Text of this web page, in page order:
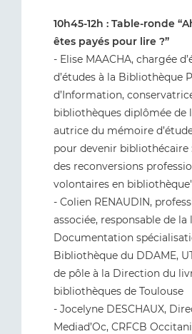
10h45-12h : Table-ronde
êtes payés pour lire ?”
- Elise MAACHA, chargée
d’études à la Bibliothèque
d’Information,
bibliothèques diplômée de
autrice du mémoire
pour devenir bibliothécaire
des reconversions
volontaires en
- Colien RENAUDIN,
associée, responsable de la
Documentation
Bibliothèque du DDAME,
de pôle à la Direction du
bibliothèques de Toulouse
- Jocelyne DESCHAUX,
Mediad’Oc, CRFCB